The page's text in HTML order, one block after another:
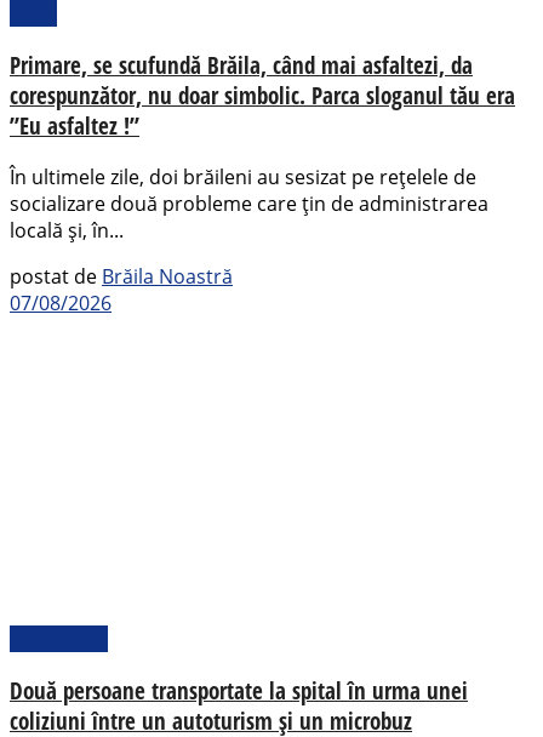
Primare, se scufundă Brăila, când mai asfaltezi, da
corespunzător, nu doar simbolic. Parca sloganul tău era
”Eu asfaltez !”
În ultimele zile, doi brăileni au sesizat pe rețelele de
socializare două probleme care țin de administrarea
locală și, în...
postat de Brăila Noastră
07/08/2026
Două persoane transportate la spital în urma unei
coliziuni între un autoturism și un microbuz